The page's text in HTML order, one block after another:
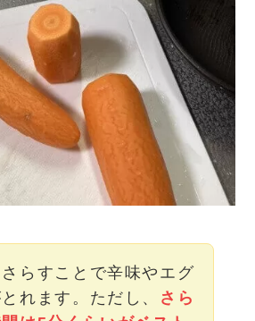
らすことで辛味やエグ
れます。ただし、 さら